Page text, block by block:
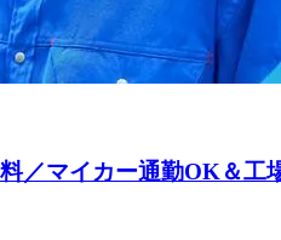
／マイカー通勤OK＆工